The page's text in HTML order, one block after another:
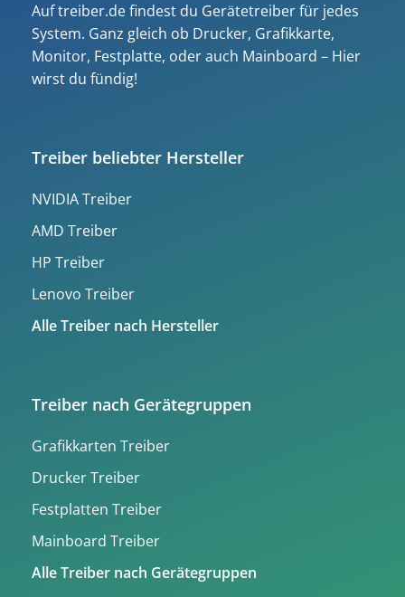
Auf treiber.de findest du Gerätetreiber für jedes
System. Ganz gleich ob Drucker, Grafikkarte,
Monitor, Festplatte, oder auch Mainboard – Hier
wirst du fündig!
Treiber beliebter Hersteller
NVIDIA Treiber
AMD Treiber
HP Treiber
Lenovo Treiber
Alle Treiber nach Hersteller
Treiber nach Gerätegruppen
Grafikkarten Treiber
Drucker Treiber
Festplatten Treiber
Mainboard Treiber
Alle Treiber nach Gerätegruppen